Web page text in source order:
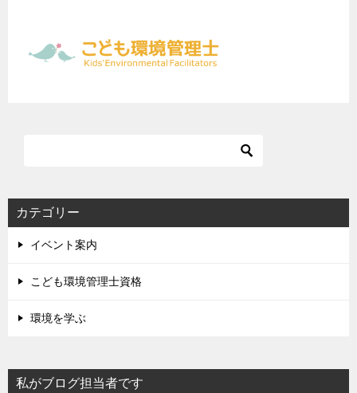
カテゴリー
イベント案内
こども環境管理士資格
環境を学ぶ
私がブログ担当者です